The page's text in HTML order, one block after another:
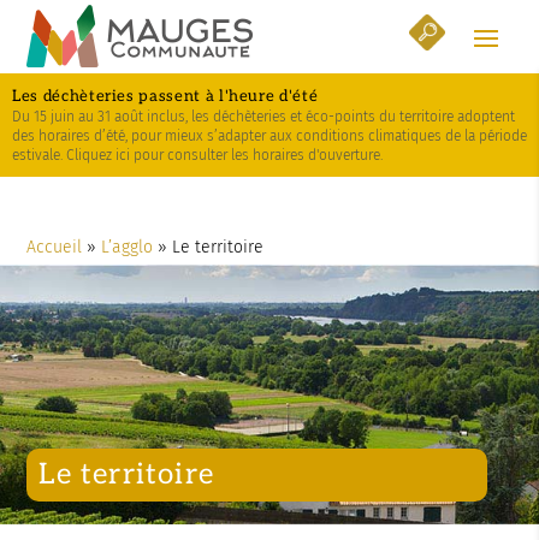
Skip
Aller
navigation
Plan
Les déchèteries passent à l'heure d'été
Du 15 juin au 31 août inclus, les déchèteries et éco-points du territoire adoptent
des horaires d’été, pour mieux s’adapter aux conditions climatiques de la période
estivale. Cliquez ici pour consulter les horaires d'ouverture.
Accueil » L’agglo » Le territoire
Le territoire